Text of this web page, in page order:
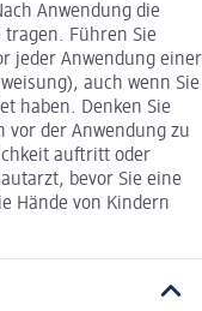
Anwendung die
tragen. Führen Sie
jeder Anwendung einer
auch wenn Sie
haben. Denken Sie
vor der Anwendung zu
auftritt oder
bevor Sie eine
Hände von Kindern